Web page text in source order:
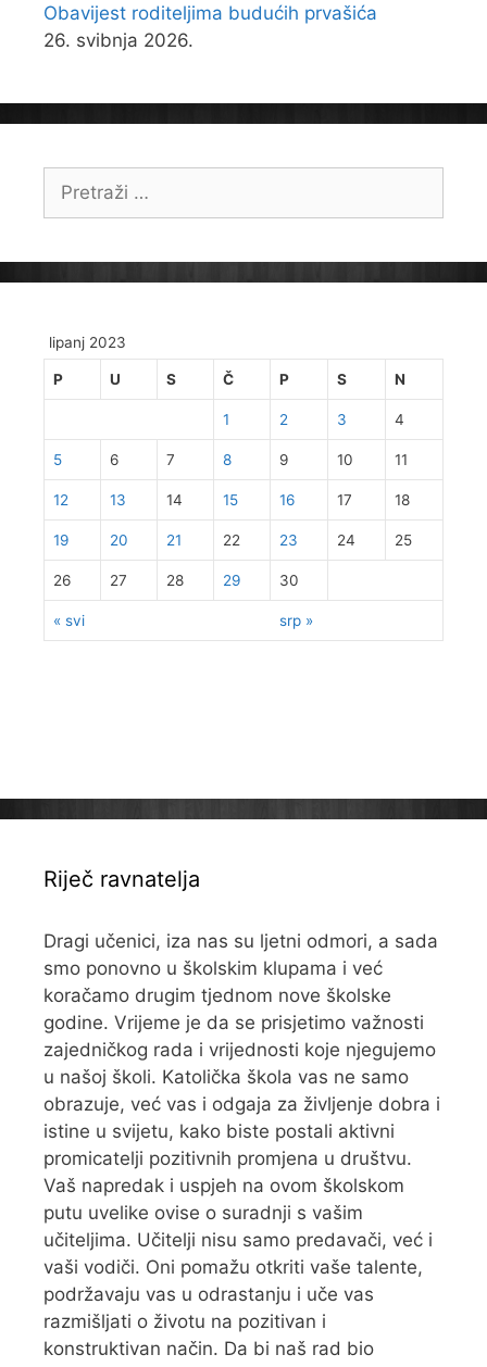
Obavijest roditeljima budućih prvašića
26. svibnja 2026.
Pretraži:
lipanj 2023
P U S Č P S N
« svi srp »
1 2 3 4
5 6 7 8 9 10 11
12 13 14 15 16 17 18
19 20 21 22 23 24 25
26 27 28 29 30
Riječ ravnatelja
Dragi učenici, iza nas su ljetni odmori, a sada
smo ponovno u školskim klupama i već
koračamo drugim tjednom nove školske
godine. Vrijeme je da se prisjetimo važnosti
zajedničkog rada i vrijednosti koje njegujemo
u našoj školi. Katolička škola vas ne samo
obrazuje, već vas i odgaja za življenje dobra i
istine u svijetu, kako biste postali aktivni
promicatelji pozitivnih promjena u društvu.
Vaš napredak i uspjeh na ovom školskom
putu uvelike ovise o suradnji s vašim
učiteljima. Učitelji nisu samo predavači, već i
vaši vodiči. Oni pomažu otkriti vaše talente,
podržavaju vas u odrastanju i uče vas
razmišljati o životu na pozitivan i
konstruktivan način. Da bi naš rad bio